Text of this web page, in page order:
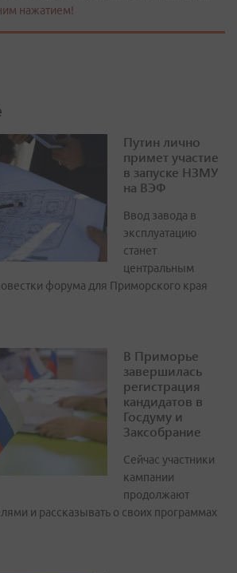
нажатием!
Путин лично
примет участие
в запуске НЗМУ
на ВЭФ
Ввод завода в
эксплуатацию
станет
центральным
форума для Приморского края
В Приморье
завершилась
регистрация
кандидатов в
Госдуму и
Заксобрание
Сейчас участники
кампании
продолжают
и рассказывать о своих программах